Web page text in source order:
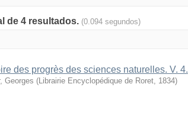
de 4 resultados. (0.094 segundos)
des progrès des sciences naturelles. V. 4.
Georges (Librairie Encyclopédique de Roret, 1834)